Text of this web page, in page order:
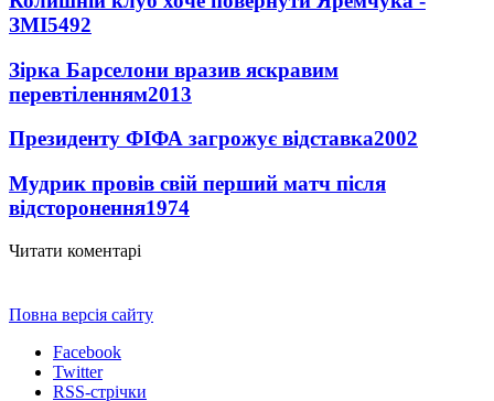
ЗМІ5492
Зірка Барселони вразив яскравим
перевтіленням2013
Президенту ФІФА загрожує відставка2002
Мудрик провів свій перший матч після
відсторонення1974
Читати коментарі
Повна версія сайту
Facebook
Twitter
RSS-стрічки